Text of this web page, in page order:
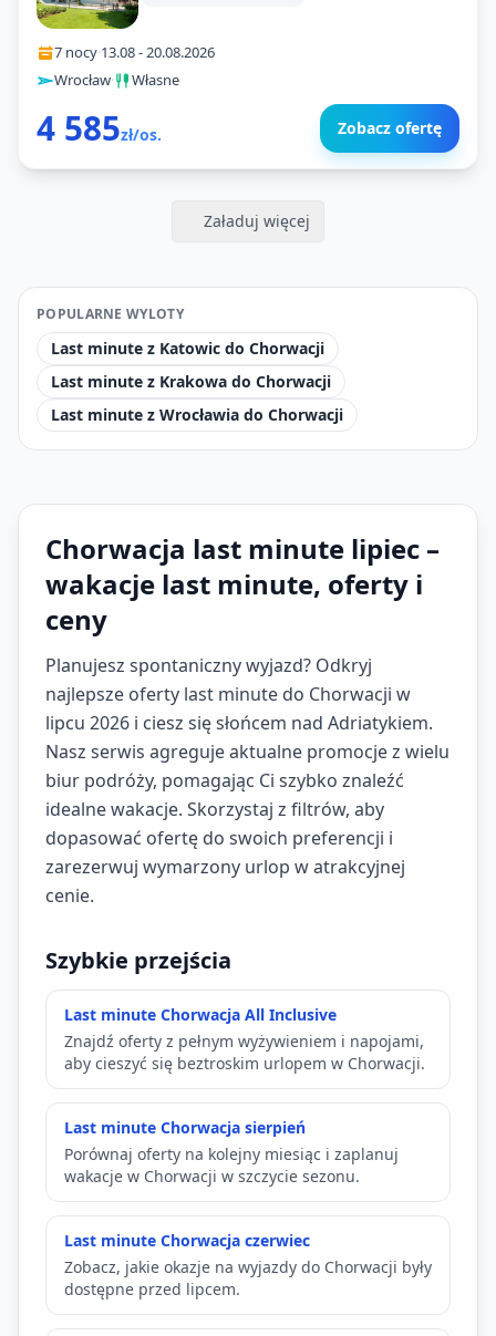
7 nocy·13.08-20.08.2026
Wrocław· Własne
4 585zł/os. Zobacz ofertę
Załaduj więcej
POPULARNE WYLOTY
Last minute z Katowic do Chorwacji
Last minute z Krakowa do Chorwacji
Last minute z Wrocławia do Chorwacji
Chorwacja last minute lipiec –
wakacje last minute, oferty i
ceny
Planujesz spontaniczny wyjazd? Odkryj
najlepsze oferty last minute do Chorwacji w
lipcu 2026 i ciesz się słońcem nad Adriatykiem.
Nasz serwis agreguje aktualne promocje z wielu
biur podróży, pomagając Ci szybko znaleźć
idealne wakacje. Skorzystaj z filtrów, aby
dopasować ofertę do swoich preferencji i
zarezerwuj wymarzony urlop w atrakcyjnej
cenie.
Szybkie przejścia
Last minute Chorwacja All Inclusive
Znajdź oferty z pełnym wyżywieniem i napojami,
aby cieszyć się beztroskim urlopem w Chorwacji.
Last minute Chorwacja sierpień
Porównaj oferty na kolejny miesiąc i zaplanuj
wakacje w Chorwacji w szczycie sezonu.
Last minute Chorwacja czerwiec
Zobacz, jakie okazje na wyjazdy do Chorwacji były
dostępne przed lipcem.